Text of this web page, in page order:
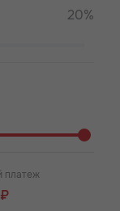
20%
платеж